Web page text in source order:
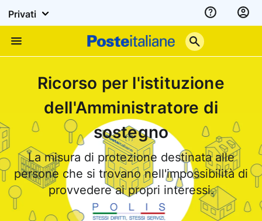
Privati
Assistenza
Italiane
Ricorso per l'istituzione
dell'Amministratore di
sostegno
La misura di protezione destinata alle
persone che si trovano nell'impossibilità di
provvedere ai propri interessi.